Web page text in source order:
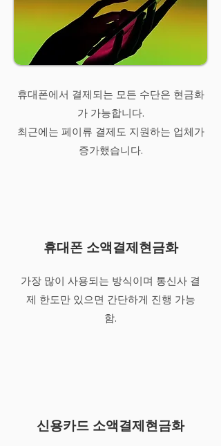
휴대폰에서 결제되는 모든 수단은 현금화
가 가능합니다.
최근에는 페이류 결제도 지원하는 업체가
증가했습니다.
휴대폰 소액결제현금화
가장 많이 사용되는 방식이며 통신사 결
제 한도만 있으면 간단하게 진행 가능
함.
신용카드 소액결제현금화